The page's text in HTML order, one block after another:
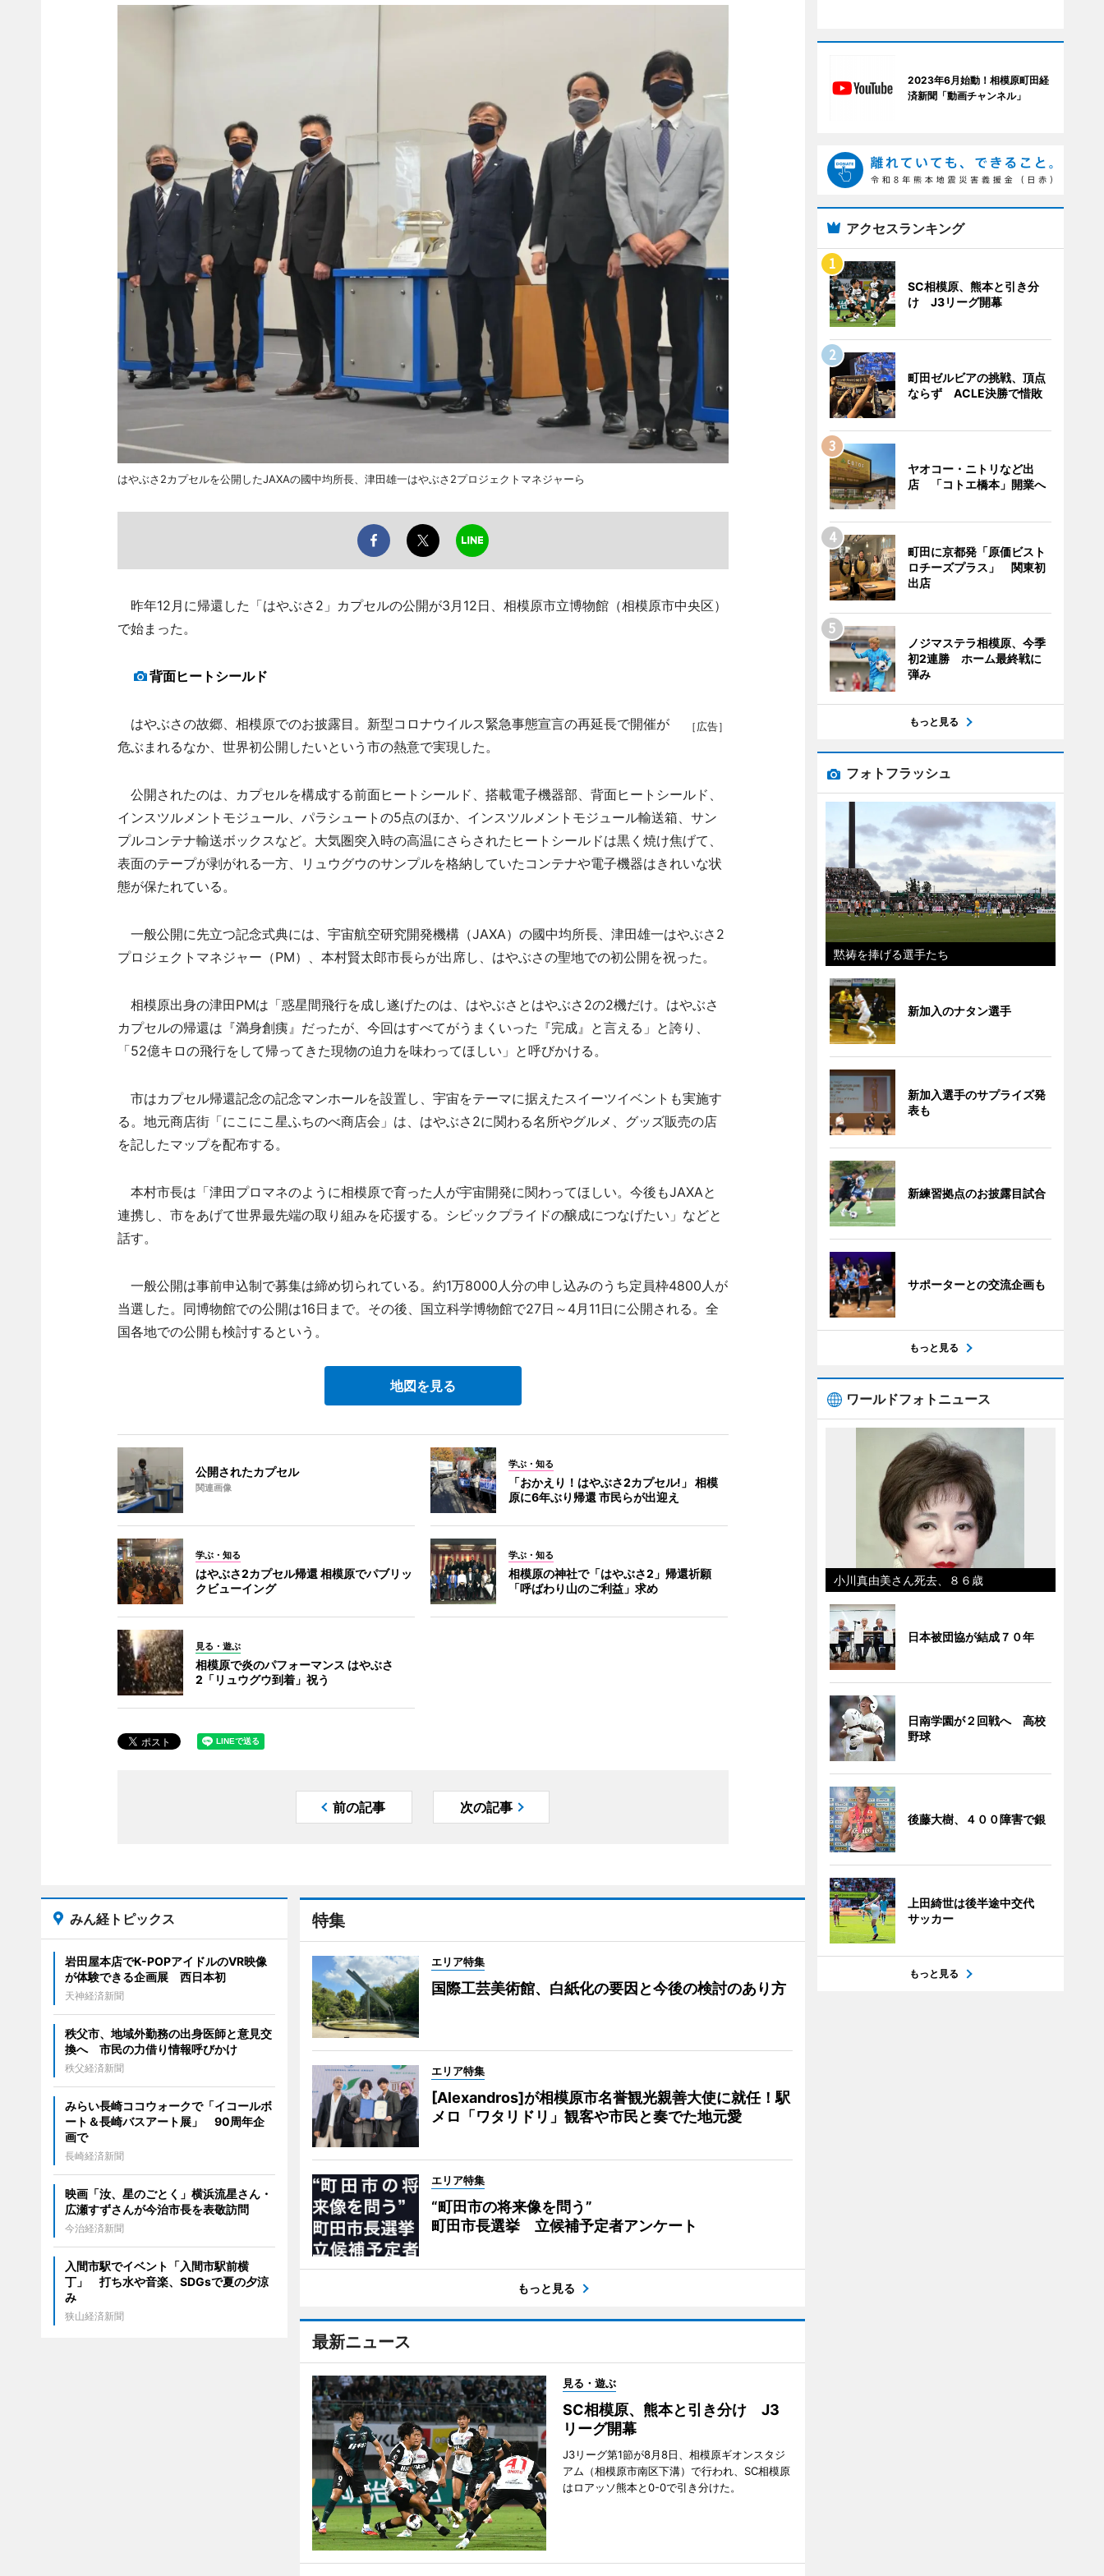
はやぶさ2カプセルを公開したJAXAの國中均所長、津田雄一はやぶさ2プロジェクトマネジャーら
昨年12月に帰還した「はやぶさ2」カプセルの公開が3月12日、相模原市立博物館（相模原市中央区）
で始まった。
背面ヒートシールド
［広告］
はやぶさの故郷、相模原でのお披露目。新型コロナウイルス緊急事態宣言の再延長で開催が
危ぶまれるなか、世界初公開したいという市の熱意で実現した。
公開されたのは、カプセルを構成する前面ヒートシールド、搭載電子機器部、背面ヒートシールド、
インスツルメントモジュール、パラシュートの5点のほか、インスツルメントモジュール輸送箱、サン
プルコンテナ輸送ボックスなど。大気圏突入時の高温にさらされたヒートシールドは黒く焼け焦げて、
表面のテープが剥がれる一方、リュウグウのサンプルを格納していたコンテナや電子機器はきれいな状
態が保たれている。
一般公開に先立つ記念式典には、宇宙航空研究開発機構（JAXA）の國中均所長、津田雄一はやぶさ2
プロジェクトマネジャー（PM）、本村賢太郎市長らが出席し、はやぶさの聖地での初公開を祝った。
相模原出身の津田PMは「惑星間飛行を成し遂げたのは、はやぶさとはやぶさ2の2機だけ。はやぶさ
カプセルの帰還は『満身創痍』だったが、今回はすべてがうまくいった『完成』と言える」と誇り、
「52億キロの飛行をして帰ってきた現物の迫力を味わってほしい」と呼びかける。
市はカプセル帰還記念の記念マンホールを設置し、宇宙をテーマに据えたスイーツイベントも実施す
る。地元商店街「にこにこ星ふちのべ商店会」は、はやぶさ2に関わる名所やグルメ、グッズ販売の店
を記したマップを配布する。
本村市長は「津田プロマネのように相模原で育った人が宇宙開発に関わってほしい。今後もJAXAと
連携し、市をあげて世界最先端の取り組みを応援する。シビックプライドの醸成につなげたい」などと
話す。
一般公開は事前申込制で募集は締め切られている。約1万8000人分の申し込みのうち定員枠4800人が
当選した。同博物館での公開は16日まで。その後、国立科学博物館で27日～4月11日に公開される。全
国各地での公開も検討するという。
地図を見る
公開されたカプセル
関連画像
学ぶ・知る
「おかえり！はやぶさ2カプセル!」 相模
原に6年ぶり帰還 市民らが出迎え
学ぶ・知る
はやぶさ2カプセル帰還 相模原でパブリッ
クビューイング
学ぶ・知る
相模原の神社で「はやぶさ2」帰還祈願
「呼ばわり山のご利益」求め
見る・遊ぶ
相模原で炎のパフォーマンス はやぶさ
2「リュウグウ到着」祝う
前の記事 次の記事
特集
エリア特集
国際工芸美術館、白紙化の要因と今後の検討のあり方
エリア特集
[Alexandros]が相模原市名誉観光親善大使に就任！駅
メロ「ワタリドリ」観客や市民と奏でた地元愛
エリア特集
“町田市の将来像を問う”
町田市長選挙 立候補予定者アンケート
もっと見る
最新ニュース
見る・遊ぶ
SC相模原、熊本と引き分け J3
リーグ開幕
J3リーグ第1節が8月8日、相模原ギオンスタジ
アム（相模原市南区下溝）で行われ、SC相模原
はロアッソ熊本と0-0で引き分けた。
みん経トピックス
岩田屋本店でK-POPアイドルのVR映像
が体験できる企画展 西日本初
天神経済新聞
秩父市、地域外勤務の出身医師と意見交
換へ 市民の力借り情報呼びかけ
秩父経済新聞
みらい長崎ココウォークで「イコールボ
ート＆長崎バスアート展」 90周年企
画で
長崎経済新聞
映画「汝、星のごとく」横浜流星さん・
広瀬すずさんが今治市長を表敬訪問
今治経済新聞
入間市駅でイベント「入間市駅前横
丁」 打ち水や音楽、SDGsで夏の夕涼
み
狭山経済新聞
2023年6月始動！相模原町田経
済新聞「動画チャンネル」
アクセスランキング
SC相模原、熊本と引き分
け J3リーグ開幕
町田ゼルビアの挑戦、頂点
ならず ACLE決勝で惜敗
ヤオコー・ニトリなど出
店 「コトエ橋本」開業へ
町田に京都発「原価ビスト
ロチーズプラス」 関東初
出店
ノジマステラ相模原、今季
初2連勝 ホーム最終戦に
弾み
もっと見る
フォトフラッシュ
黙祷を捧げる選手たち
新加入のナタン選手
新加入選手のサプライズ発
表も
新練習拠点のお披露目試合
サポーターとの交流企画も
もっと見る
ワールドフォトニュース
小川真由美さん死去、８６歳
日本被団協が結成７０年
日南学園が２回戦へ 高校
野球
後藤大樹、４００障害で銀
上田綺世は後半途中交代
サッカー
もっと見る